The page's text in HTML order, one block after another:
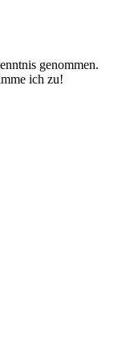
genommen.
ich zu!